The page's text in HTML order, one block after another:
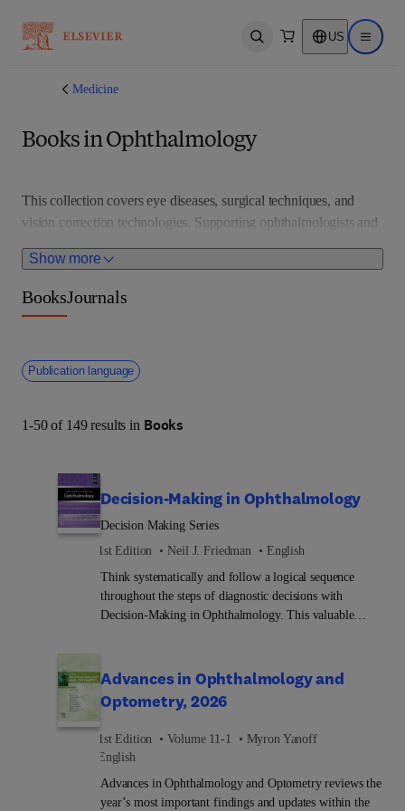
Open search US Open
Medicine
Books in Ophthalmology
Show more
This collection covers eye diseases, surgical techniques, and
vision correction technologies. Supporting ophthalmologists and
and refractive surgery.
BooksJournals
Publication language
1-50 of 149 results in Books
Decision-Making in Ophthalmology
Decision Making Series
1st Edition
Neil J. Friedman
English
Think systematically and follow a logical sequence
throughout the steps of diagnostic decisions with
Decision-Making in Ophthalmology. This valuable
medicine physicians who need to make informed
decisions about their patients' care on a day-to-day basis.
Practical and easy to use, it’s filled with work-up and
guidance when encountering patients whose clinical
presentation is unfamiliar or complex. Each point-of-
care algorithm represents a common ophthalmic
problem or disease, and offers a concise visual
Advances in Ophthalmology and
Optometry, 2026
1st Edition Volume 11-1
Myron Yanoff
English
Advances in Ophthalmology and Optometry reviews the
year’s most important findings and updates within the